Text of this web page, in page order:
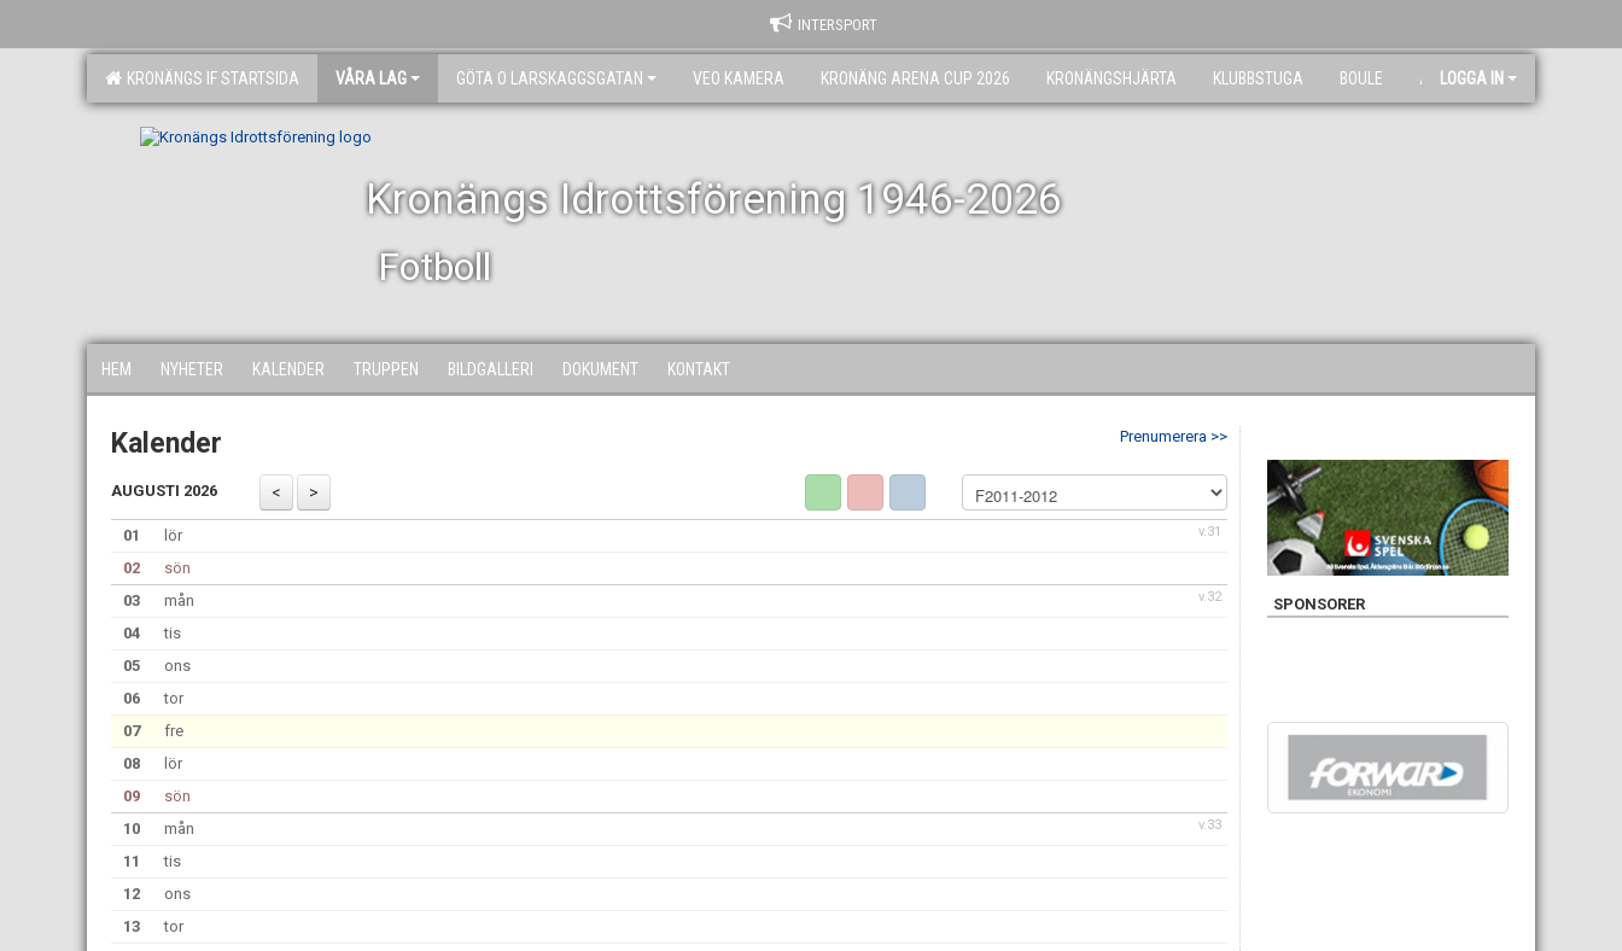
INTERSPORT
KRONÄNGS IF STARTSIDA VÅRA LAG GÖTA O LARSKAGGSGATAN VEO KAMERA KRONÄNG ARENA CUP 2026 KRONÄNGSHJÄRTA KLUBBSTUGA BOULE ARKIVLOGGA IN
Kronängs Idrottsförening 1946-2026
Fotboll
HEM NYHETER KALENDER TRUPPEN BILDGALLERI DOKUMENT KONTAKT
Prenumerera >>
Kalender
AUGUSTI 2026
v.31
01
lör
02
sön
v.32
03
mån
04
tis
05
ons
06
tor
07
fre
08
lör
09
sön
v.33
10
mån
11
tis
12
ons
13
tor
SPONSORER